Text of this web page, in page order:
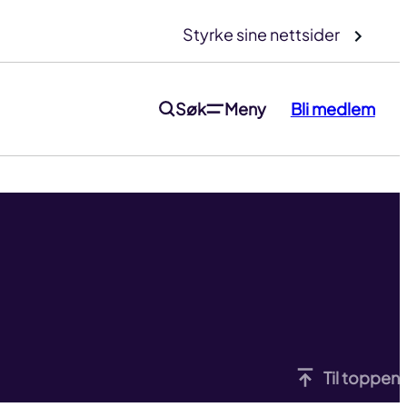
Styrke sine nettsider
Søk Meny Bli medlem
Til toppen